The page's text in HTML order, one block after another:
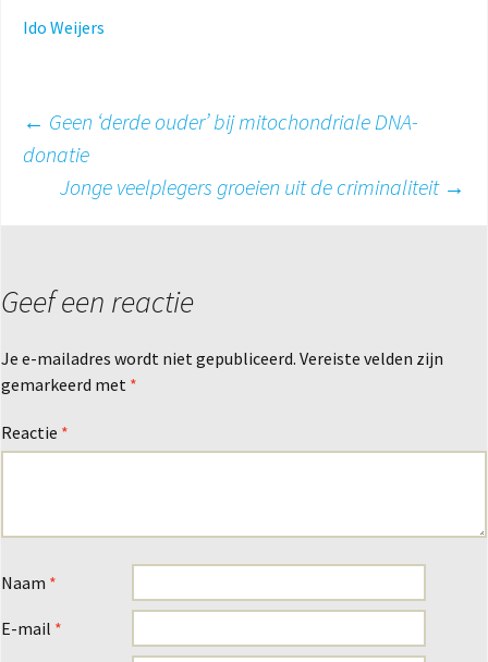
Ido Weijers
Berichtnavigatie
← Geen ‘derde ouder’ bij mitochondriale DNA-
donatie
Jonge veelplegers groeien uit de criminaliteit →
Geef een reactie
Je e-mailadres wordt niet gepubliceerd. Vereiste velden zijn
gemarkeerd met *
Reactie *
Naam *
E-mail *